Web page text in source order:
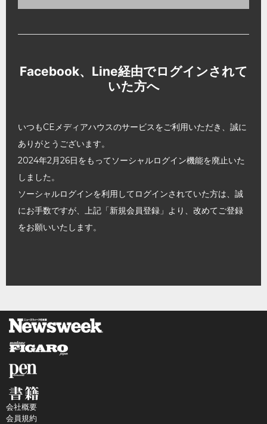
Facebook、Line経由でログインされて
いた方へ
いつもCEメディアハウスのサービスをご利用いただき、誠に
ありがとうございます。
2024年2月26日をもってソーシャルログイン機能を廃止いた
しました。
ソーシャルログインを利用してログインされていた方は、誠
にお手数ですが、上記「新規会員登録」より、改めてご登録
をお願いいたします。
会社概要
会員規約